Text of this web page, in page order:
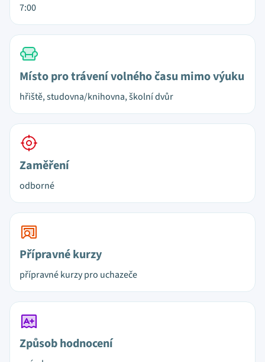
7:00
Místo pro trávení volného času mimo výuku
hřiště, studovna/knihovna, školní dvůr
Zaměření
odborné
Přípravné kurzy
přípravné kurzy pro uchazeče
Způsob hodnocení